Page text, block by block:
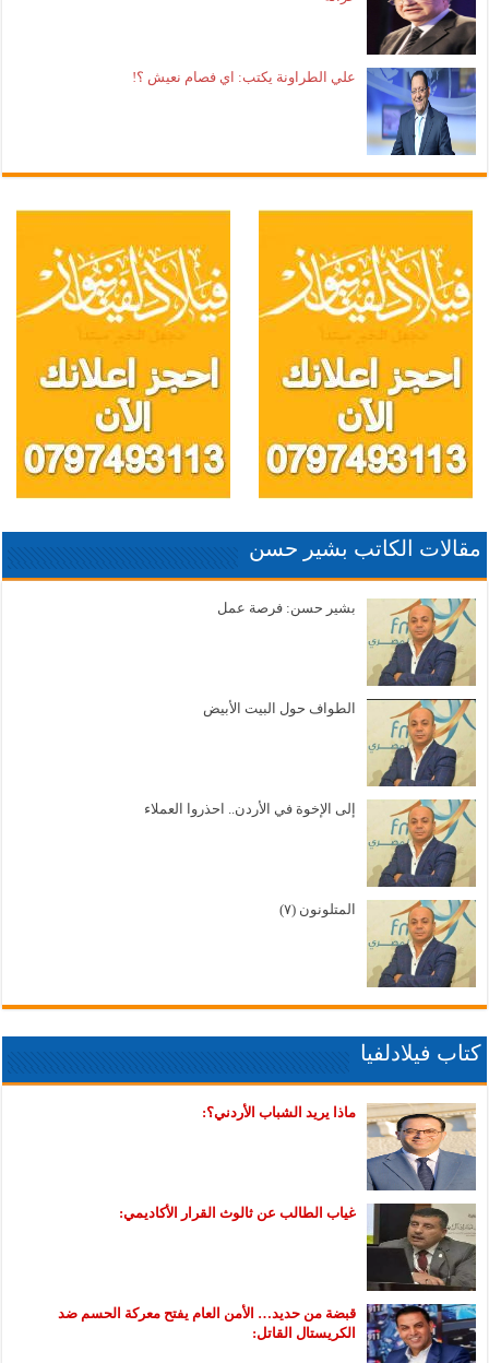
علي الطراونة يكتب: اي فصام نعيش ؟!
مقالات الكاتب بشير حسن
بشير حسن: فرصة عمل
الطواف حول البيت الأبيض
إلى الإخوة في الأردن.. احذروا العملاء
المتلونون (٧)
كتاب فيلادلفيا
ماذا يريد الشباب الأردني؟:
غياب الطالب عن ثالوث القرار الأكاديمي:
قبضة من حديد… الأمن العام يفتح معركة الحسم ضد
الكريستال القاتل: